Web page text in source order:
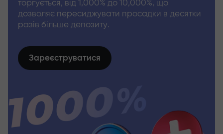
торгується, від 1,000% до 10,000%, що
дозволяє пересиджувати просадки в десятки
разів більше депозиту.
Зареєструватися